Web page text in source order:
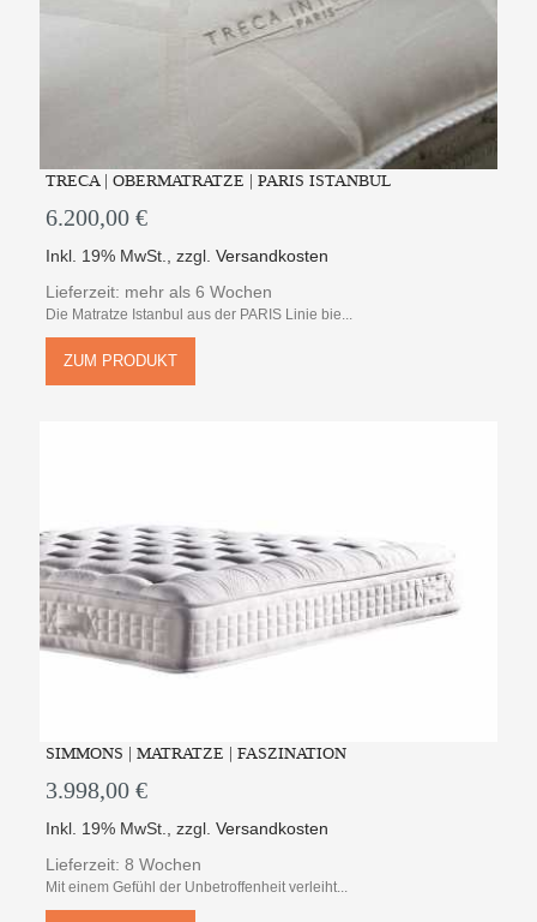
TRECA | OBERMATRATZE | PARIS ISTANBUL
6.200,00 €
Inkl. 19% MwSt.,zzgl.Versandkosten
Lieferzeit: mehr als 6 Wochen
Die Matratze Istanbul aus der PARIS Linie bie...
ZUM PRODUKT
SIMMONS | MATRATZE | FASZINATION
3.998,00 €
Inkl. 19% MwSt.,zzgl.Versandkosten
Lieferzeit: 8 Wochen
Mit einem Gefühl der Unbetroffenheit verleiht...